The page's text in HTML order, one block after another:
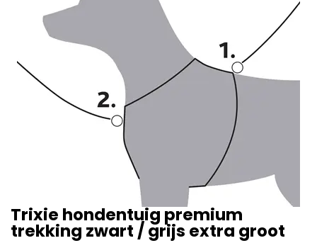
Trixie hondentuig premium
trekking zwart / grijs extra groot